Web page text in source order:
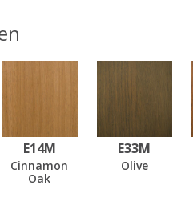
E14M
Cinnamon
Oak
E33M
Olive